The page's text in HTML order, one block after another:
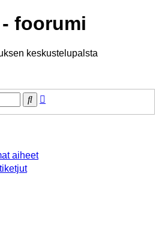
foorumi
keskustelupalsta
Etsi
aiheet